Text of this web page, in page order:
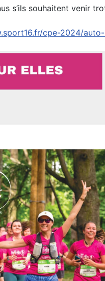
s’ils souhaitent venir
cpe-2024/